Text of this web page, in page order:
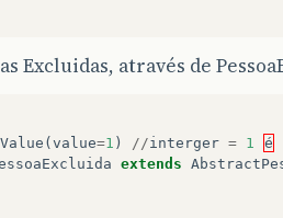
Excluidas, através de
( value=1 ) //interger = 1
é
extends